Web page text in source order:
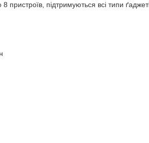
підтримуються всі типи